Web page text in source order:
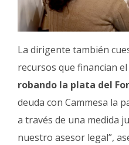
La dirigente también
recursos que financian
robando la plata del
deuda con Cammesa la
a través de una medida
nuestro asesor legal”,